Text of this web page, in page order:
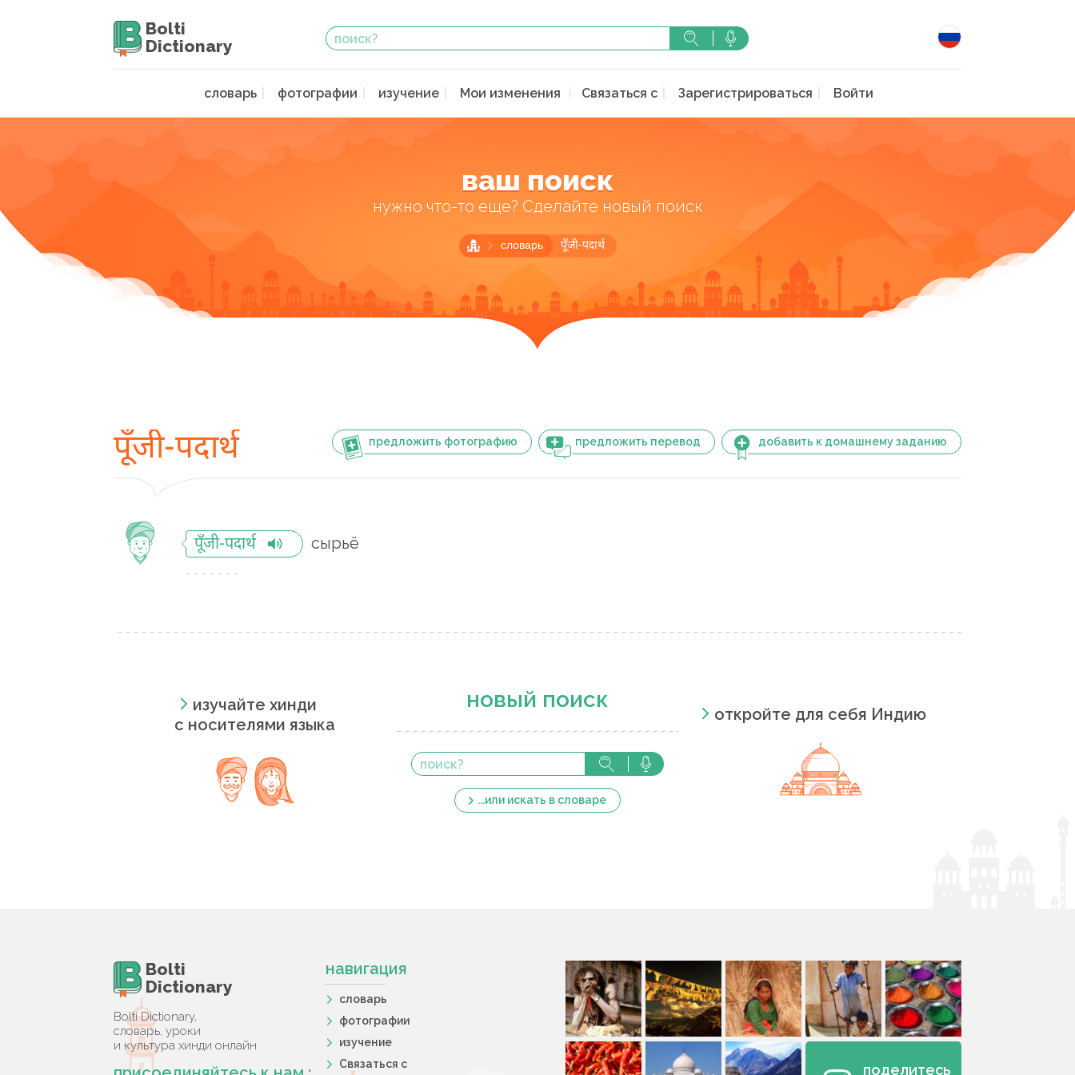
Bolti
Dictionary
словарь фотографии изучение Мои изменения Связаться с Зарегистрироваться Войти
ваш поиск
нужно что-то еще? Сделайте новый поиск
словарь पूँजी-पदार्थ
предложить фотографию предложить перевод добавить к домашнему заданию
पूँजी-पदार्थ
पूँजी-पदार्थ сырьё
изучайте хинди
с носителями языка
новый поиск
...или искать в словаре
откройте для себя Индию
Bolti
Dictionary
Bolti Dictionary,
словарь, уроки
и культура хинди онлайн
навигация
словарь
фотографии
изучение
Связаться с
поделитесь